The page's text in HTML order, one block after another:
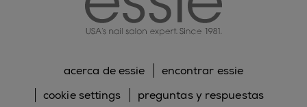
acerca de essie
encontrar essie
cookie settings
preguntas y respuestas